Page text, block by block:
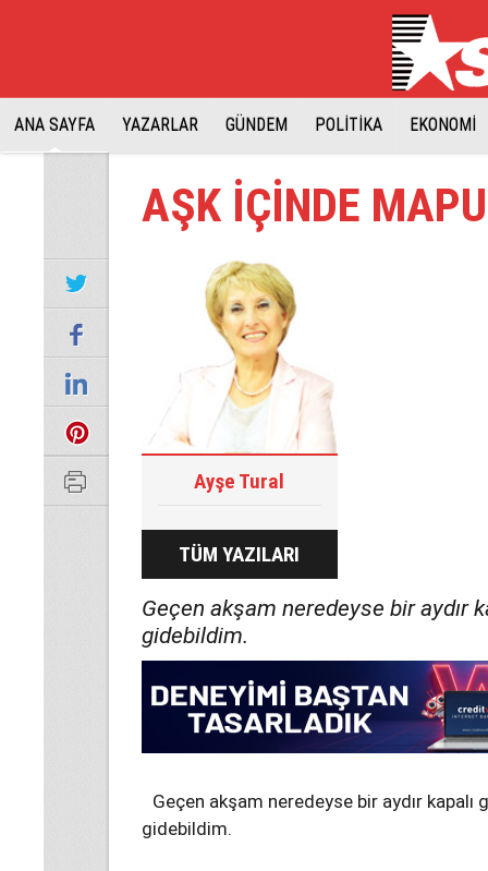
ANA SAYFA YAZARLAR GÜNDEM POLİTİKA EKONOMİ
AŞK İÇİNDE
Ayşe Tural
TÜM YAZILARI
Geçen akşam neredeyse bir aydır
gidebildim.
Geçen akşam neredeyse bir aydır kapalı
gidebildim.